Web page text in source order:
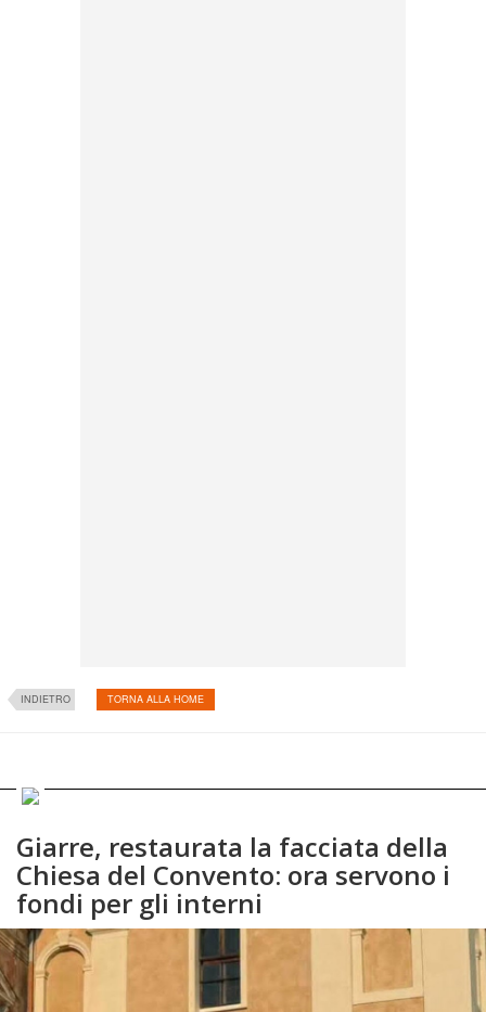
INDIETRO TORNA ALLA HOME
Giarre, restaurata la facciata della
Chiesa del Convento: ora servono i
fondi per gli interni